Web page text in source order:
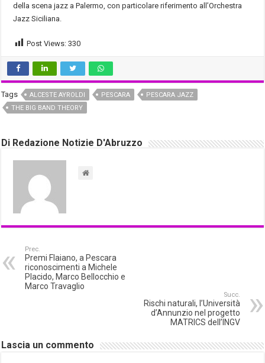
della scena jazz a Palermo, con particolare riferimento all’Orchestra
Jazz Siciliana.
Post Views: 330
Tags ALCESTE AYROLDI PESCARA
PESCARA JAZZ
THE BIG BAND THEORY
Di Redazione Notizie D'Abruzzo
Prec.
Premi Flaiano, a Pescara
riconoscimenti a Michele
Placido, Marco Bellocchio e
Marco Travaglio
Succ.
Rischi naturali, l’Università
d’Annunzio nel progetto
MATRICS dell’INGV
Lascia un commento